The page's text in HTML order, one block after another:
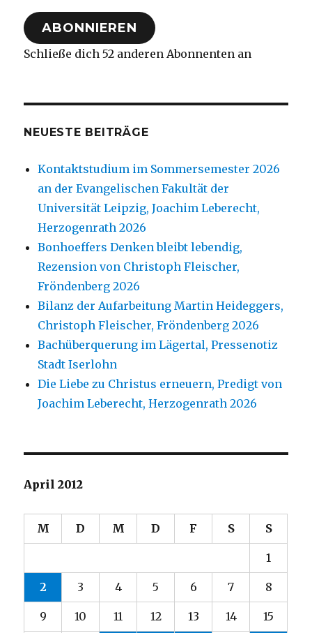
Adresse
ABONNIEREN
Schließe dich 52 anderen Abonnenten an
NEUESTE BEITRÄGE
Kontaktstudium im Sommersemester 2026
an der Evangelischen Fakultät der
Universität Leipzig, Joachim Leberecht,
Herzogenrath 2026
Bonhoeffers Denken bleibt lebendig,
Rezension von Christoph Fleischer,
Fröndenberg 2026
Bilanz der Aufarbeitung Martin Heideggers,
Christoph Fleischer, Fröndenberg 2026
Bachüberquerung im Lägertal, Pressenotiz
Stadt Iserlohn
Die Liebe zu Christus erneuern, Predigt von
Joachim Leberecht, Herzogenrath 2026
April 2012
M D M D F S S
1
2 3 4 5 6 7 8
9 10 11 12 13 14 15